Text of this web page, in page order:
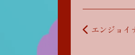
投稿ナビゲー
エンジョ